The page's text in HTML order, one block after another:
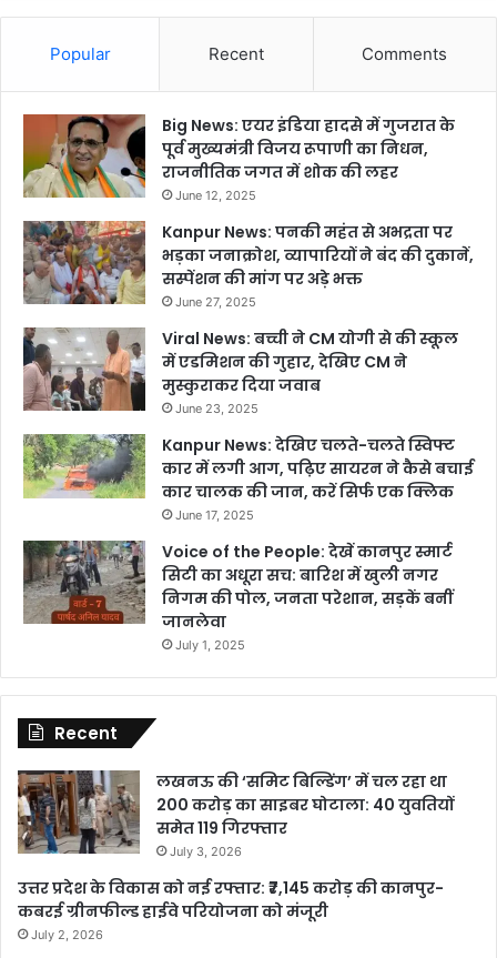
Popular Recent Comments
Big News: एयर इंडिया हादसे में गुजरात के
पूर्व मुख्यमंत्री विजय रूपाणी का निधन,
राजनीतिक जगत में शोक की लहर
June 12, 2025
Kanpur News: पनकी महंत से अभद्रता पर
भड़का जनाक्रोश, व्यापारियों ने बंद की दुकानें,
सस्पेंशन की मांग पर अड़े भक्त
June 27, 2025
Viral News: बच्ची ने CM योगी से की स्कूल
में एडमिशन की गुहार, देखिए CM ने
मुस्कुराकर दिया जवाब
June 23, 2025
Kanpur News: देखिए चलते-चलते स्विफ्ट
कार में लगी आग, पढ़िए सायरन ने कैसे बचाई
कार चालक की जान, करें सिर्फ एक क्लिक
June 17, 2025
Voice of the People: देखें कानपुर स्मार्ट
सिटी का अधूरा सच: बारिश में खुली नगर
निगम की पोल, जनता परेशान, सड़कें बनीं
जानलेवा
July 1, 2025
Recent
लखनऊ की ‘समिट बिल्डिंग’ में चल रहा था
200 करोड़ का साइबर घोटाला: 40 युवतियों
समेत 119 गिरफ्तार
July 3, 2026
उत्तर प्रदेश के विकास को नई रफ्तार: ₹7,145 करोड़ की कानपुर-
कबरई ग्रीनफील्ड हाईवे परियोजना को मंजूरी
July 2, 2026